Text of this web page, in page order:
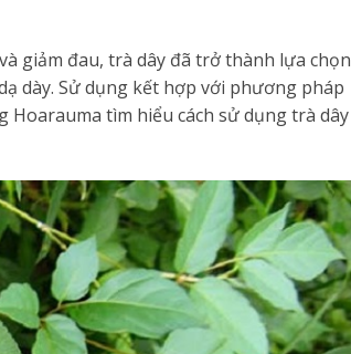
giảm đau, trà dây đã trở thành lựa chọn
dày. Sử dụng kết hợp với phương pháp
Hoarauma tìm hiểu cách sử dụng trà dây